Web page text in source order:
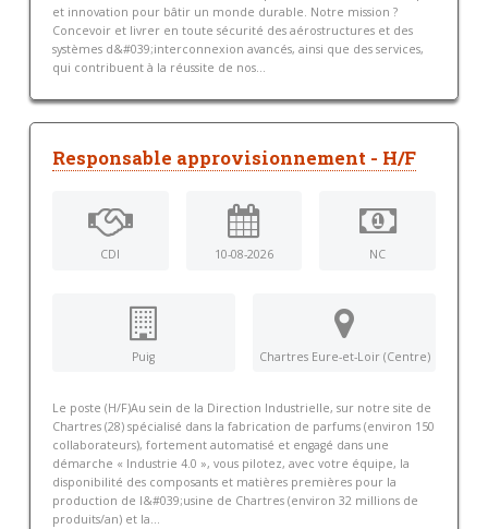
et innovation pour bâtir un monde durable. Notre mission ?
Concevoir et livrer en toute sécurité des aérostructures et des
systèmes d&#039;interconnexion avancés, ainsi que des services,
qui contribuent à la réussite de nos...
Responsable approvisionnement - H/F
CDI 10-08-2026 NC
Puig Chartres Eure-et-Loir (Centre)
Le poste (H/F)Au sein de la Direction Industrielle, sur notre site de
Chartres (28) spécialisé dans la fabrication de parfums (environ 150
collaborateurs), fortement automatisé et engagé dans une
démarche « Industrie 4.0 », vous pilotez, avec votre équipe, la
disponibilité des composants et matières premières pour la
production de l&#039;usine de Chartres (environ 32 millions de
produits/an) et la...